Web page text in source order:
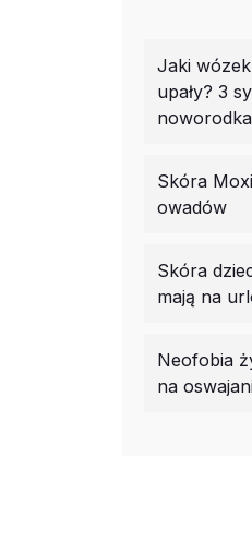
Jaki
upały? 3
Skóra
owadów
Skóra
mają na
Neofobia
na